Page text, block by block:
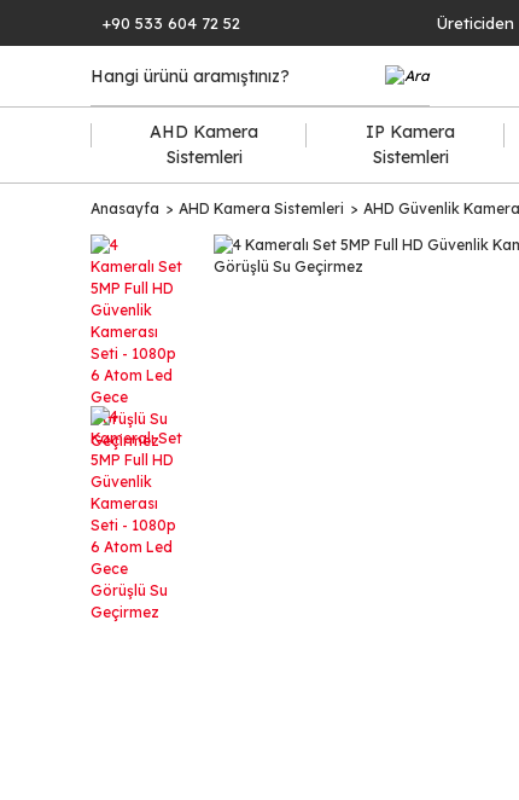
+90 533 604 72 52 Üreticiden
AHD Kamera
Sistemleri
IP Kamera
Sistemleri
Anasayfa AHD Kamera Sistemleri AHD Güvenlik